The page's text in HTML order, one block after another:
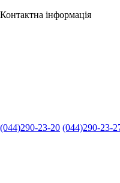
Контактна інформація
(044)290-23-20 (044)290-23-